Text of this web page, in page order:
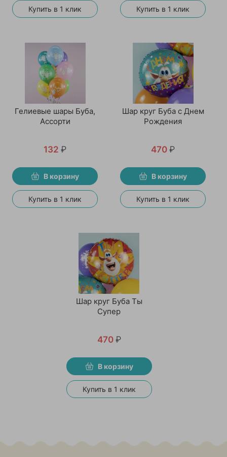
Купить в 1 клик Купить в 1 клик
Гелиевые шары Буба,
Ассорти
132 ₽
В корзину
Купить в 1 клик
Шар круг Буба с Днем
Рождения
470 ₽
В корзину
Купить в 1 клик
Шар круг Буба Ты
Супер
470 ₽
В корзину
Купить в 1 клик